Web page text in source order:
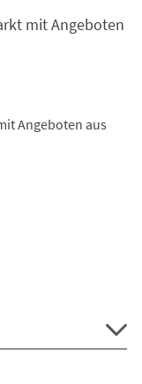
mit Angeboten
Angeboten aus